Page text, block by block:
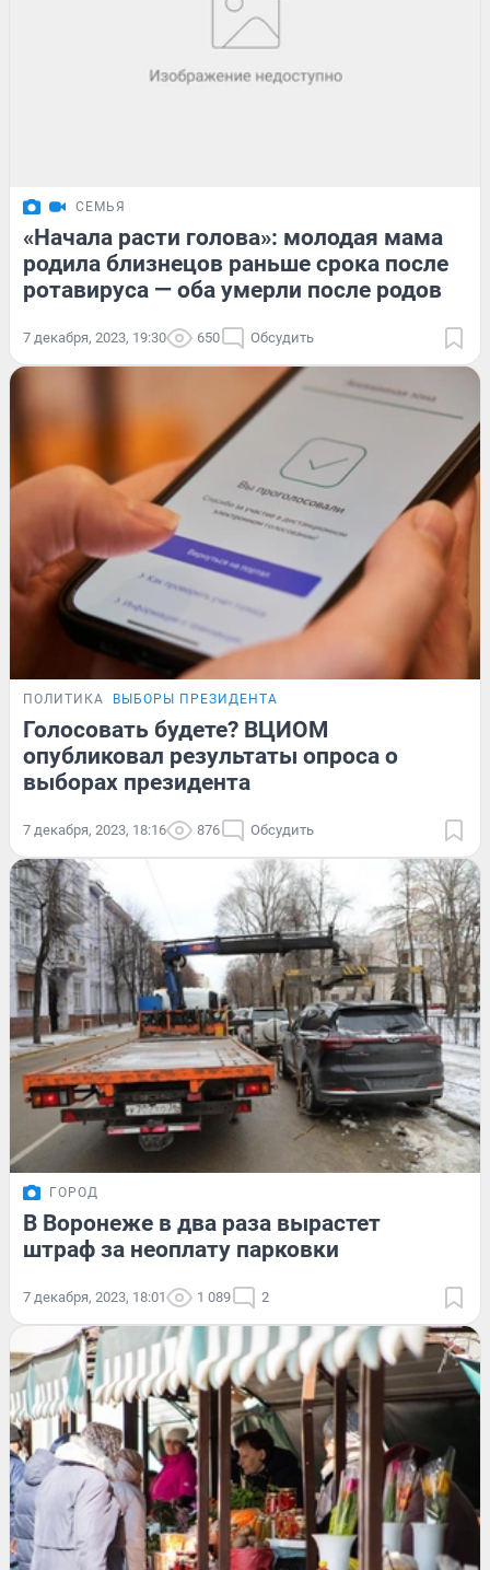
СЕМЬЯ
«Начала расти голова»: молодая мама
родила близнецов раньше срока после
ротавируса — оба умерли после родов
7 декабря, 2023, 19:30 650 Обсудить
ПОЛИТИКА ВЫБОРЫ ПРЕЗИДЕНТА
Голосовать будете? ВЦИОМ
опубликовал результаты опроса о
выборах президента
7 декабря, 2023, 18:16 876 Обсудить
ГОРОД
В Воронеже в два раза вырастет
штраф за неоплату парковки
7 декабря, 2023, 18:01 1 089 2